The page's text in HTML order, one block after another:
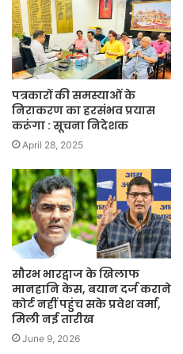
पत्रकारों की समस्याओं के
निराकरण का हरसंभव प्रयास
करूंगा : सूचना निदेशक
April 28, 2025
सौरभ भारद्वाज के खिलाफ
मानहानि केस, बयान दर्ज कराने
कोर्ट नहीं पहुंच सके प्रवेश वर्मा,
मिली नई तारीख
June 9, 2026